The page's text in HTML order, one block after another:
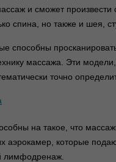
и сможет
спина, но также и шея,
способны
массажа. Эти
точно
на такое, что
аэрокамер, которые
лимфодренаж.